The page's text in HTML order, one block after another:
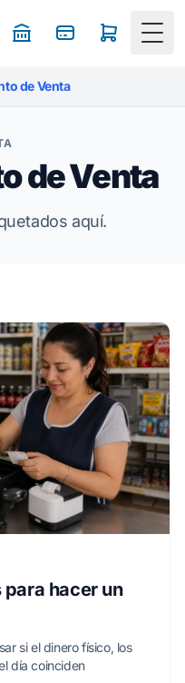
de Venta
de Venta
aquí.
hacer un
si el dinero físico, los
día coinciden